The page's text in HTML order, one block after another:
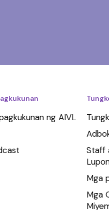
ng AIVL
Staff
Mga
Mga